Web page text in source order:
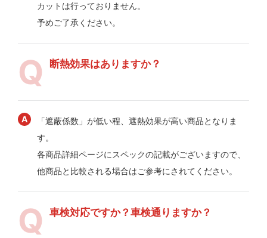
カットは行っておりません。
予めご了承ください。
断熱効果はありますか？
「遮蔽係数」が低い程、遮熱効果が高い商品となりま
す。
各商品詳細ページにスペックの記載がございますので、
他商品と比較される場合はご参考にされてください。
車検対応ですか？車検通りますか？